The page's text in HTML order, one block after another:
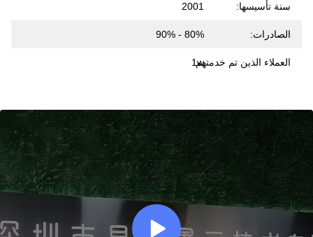
سنة تأسيسها: 2001
الصادرات: 80% - 90%
العملاء الذين تم خدمتهم:
1w